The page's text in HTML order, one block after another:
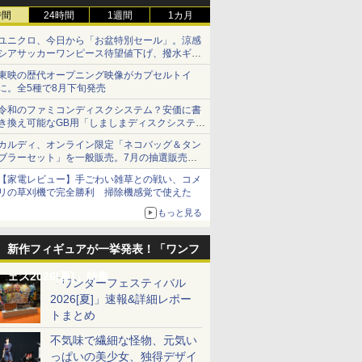
24時間 1週間 1カ月
ニクロ、今日から「お盆特別セール」。涼感
アサッカーワンピース待望値下げ、撥水ギア
ョーツは1990円に
映の歴代オープニング映像がカプセルトイ
。全5種で8月下旬発売
和のファミコンディスクシステム？安価に書
換え可能なGB用「しましまディスクシステ
」
ルディ、オンライン限定「ネコバッグ＆タン
ラーセット」を一般販売。7月の抽選販売の
選無効分
家電レビュー】手ごわい雑草との戦い、コメ
の草刈機で完全勝利 掃除機感覚で使えた
もっと見る
新作フィギュアが一挙発表！「ワンフ
ェス2026[夏]」特集「ワンダーフェスティバル
2026[夏]」速報&詳細レポー
トまとめ
不気味で繊細な怪物、元気い
っぱいの美少女、独得デザイ